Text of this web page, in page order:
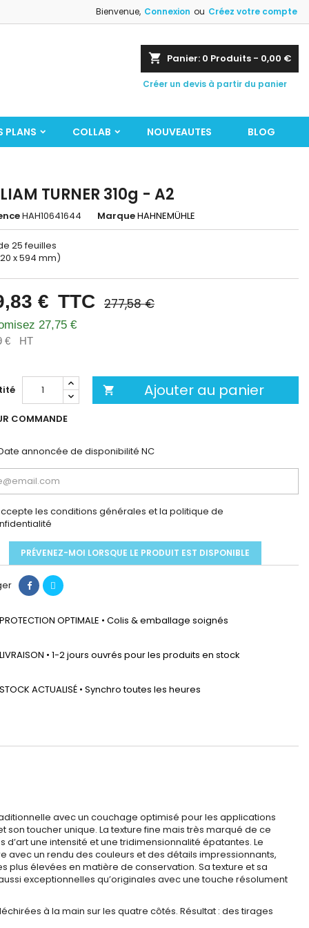
Bienvenue, Connexion ou Créez votre compte
shopping_cart Panier: 0 Produits - 0,00 €
Créer un devis à partir du panier
PLANS COLLAB NOUVEAUTES BLOG
TURNER 310g - A2
HAH10641644 MarqueHAHNEMÜHLE
25 feuilles
x 594 mm)
€ TTC 277,58 €
27,75 €
€ HT
 Ajouter au panier
COMMANDE
annoncée de disponibilité NC
les conditions générales et la politique de
PRÉVENEZ-MOI LORSQUE LE PRODUIT EST DISPONIBLE
PROTECTION OPTIMALE • Colis & emballage soignés
LIVRAISON • 1-2 jours ouvrés pour les produits en stock
STOCK ACTUALISÉ • Synchro toutes les heures
avec un couchage optimisé pour les applications
son toucher unique. La texture fine mais très marqué de ce
une intensité et une tridimensionnalité épatantes. Le
avec un rendu des couleurs et des détails impressionnants,
plus élevées en matière de conservation. Sa texture et sa
exceptionnelles qu’originales avec une touche résolument
à la main sur les quatre côtés. Résultat : des tirages